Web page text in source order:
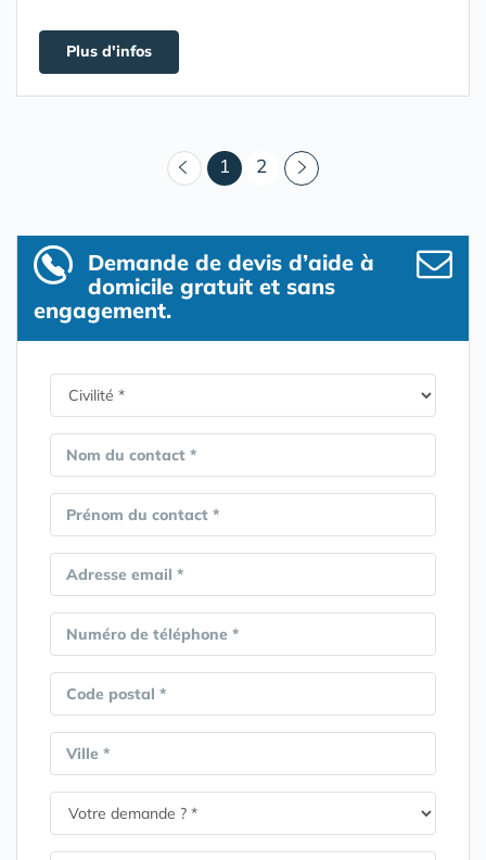
Plus d'infos
1 (courant)
2
Demande de devis d’aide à
domicile gratuit et sans
engagement.
Nom du contact *
Prénom du contact *
Adresse email *
Numéro de téléphone *
Code postal *
Ville *